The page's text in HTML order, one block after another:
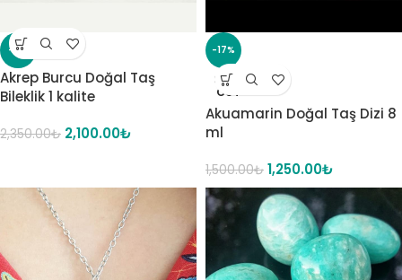
-11%
Akrep Burcu Doğal Taş
Bileklik 1 kalite
2,350.00₺ 2,100.00₺
-17%
SOLD
OUT
Akuamarin Doğal Taş Dizi 8
ml
1,500.00₺ 1,250.00₺